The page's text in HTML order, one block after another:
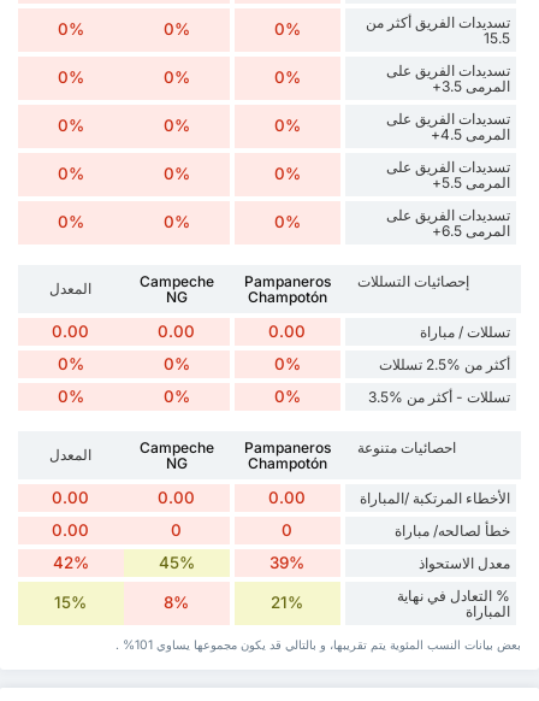
تسديدات الفريق أكثر من
15.5
0%
0%
0%
تسديدات الفريق على
المرمى 3.5+
0%
0%
0%
تسديدات الفريق على
المرمى 4.5+
0%
0%
0%
تسديدات الفريق على
المرمى 5.5+
0%
0%
0%
تسديدات الفريق على
المرمى 6.5+
0%
0%
0%
إحصائيات التسللات
Pampaneros
Champotón
Campeche
NG
المعدل
تسللات / مباراة 0.00
0.00
0.00
أكثر من %2.5 تسللات 0%
0%
0%
تسللات - أكثر من %3.5 0%
0%
0%
احصائيات متنوعة
Pampaneros
Champotón
Campeche
NG
المعدل
الأخطاء المرتكبة /المباراة 0.00
0.00
0.00
خطأ لصالحه/ مباراة 0
0
0.00
معدل الاستحواذ 39%
45%
42%
% التعادل في نهاية
المباراة
21%
8%
15%
بعض بيانات ‏النسب المئوية يتم تقريبها، و بالتالي قد ‏يكون مجموعها يساوي 101% .